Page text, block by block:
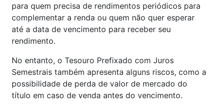
para quem precisa de rendimentos periódicos para
complementar a renda ou quem não quer esperar
até a data de vencimento para receber seu
rendimento.
No entanto, o Tesouro Prefixado com Juros
Semestrais também apresenta alguns riscos, como a
possibilidade de perda de valor de mercado do
título em caso de venda antes do vencimento.